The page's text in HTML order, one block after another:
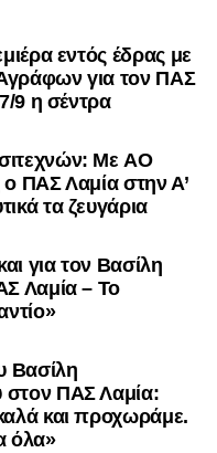
εντός έδρας με
για τον ΠΑΣ
9 η σέντρα
Με AO
ο ΠΑΣ Λαμία στην Α’
τα ζευγάρια
για τον Βασίλη
Λαμία – Το
Βασίλη
ΠΑΣ Λαμία:
και προχωράμε.
όλα»